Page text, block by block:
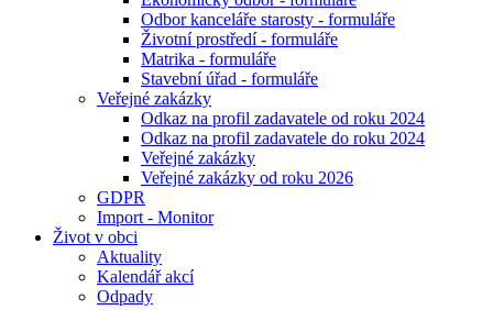
Odbor kanceláře starosty - formuláře
Životní prostředí - formuláře
Matrika - formuláře
Stavební úřad - formuláře
Veřejné zakázky
Odkaz na profil zadavatele od roku 2024
Odkaz na profil zadavatele do roku 2024
Veřejné zakázky
Veřejné zakázky od roku 2026
GDPR
Import - Monitor
Život v obci
Aktuality
Kalendář akcí
Odpady